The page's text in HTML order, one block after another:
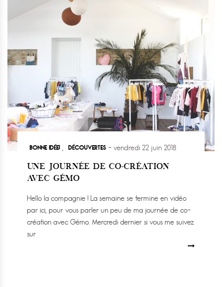
BONNE IDÉE! DÉCOUVERTES vendredi 22 juin 2018
UNE JOURNÉE DE CO-CRÉATION
AVEC GÉMO
Hello la compagnie ! La semaine se termine en vidéo
par ici, pour vous parler un peu de ma journée de co-
création avec Gémo. Mercredi dernier si vous me suivez
sur